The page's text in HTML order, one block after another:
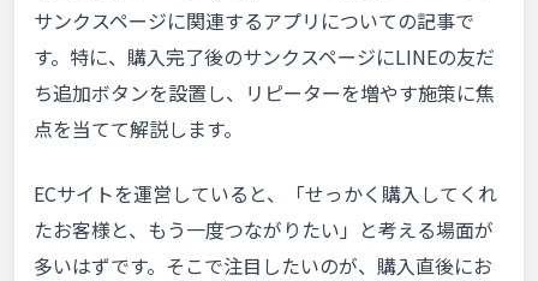
サンクスページに関連するアプリについての記事で
す。特に、購入完了後のサンクスページにLINEの友だ
ち追加ボタンを設置し、リピーターを増やす施策に焦
点を当てて解説します。
ECサイトを運営していると、「せっかく購入してくれ
たお客様と、もう一度つながりたい」と考える場面が
多いはずです。そこで注目したいのが、購入直後にお